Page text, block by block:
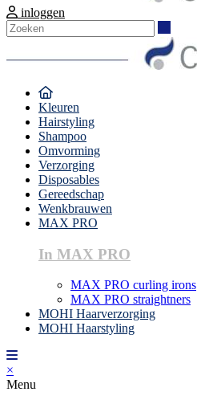
inloggen
Kleuren
Hairstyling
Shampoo
Omvorming
Verzorging
Disposables
Gereedschap
Wenkbrauwen
MAX PRO
In MAX PRO
MAX PRO curling irons
MAX PRO straightners
MOHI Haarverzorging
MOHI Haarstyling
×
Menu